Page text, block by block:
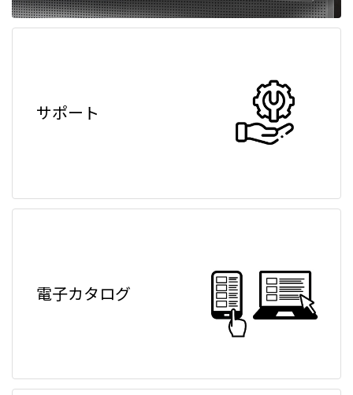
サポート
電子カタログ